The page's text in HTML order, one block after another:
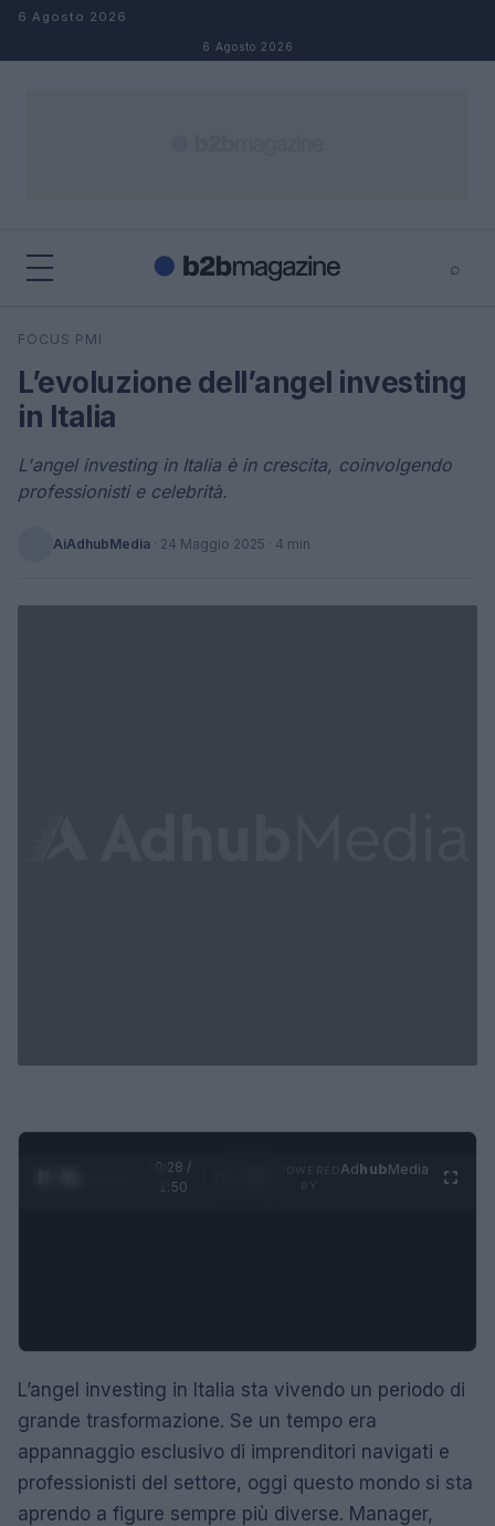
Salta al contenuto
6 Agosto 2026
6 Agosto 2026
⌕
Cerca
FOCUS PMI
L’evoluzione dell’angel investing
in Italia
L'angel investing in Italia è in crescita, coinvolgendo
professionisti e celebrità.
AiAdhubMedia · 24 Maggio 2025 · 4 min
0:29 /
1:50
AdhubMedia
L’angel investing in Italia sta vivendo un periodo di
grande trasformazione. Se un tempo era
appannaggio esclusivo di imprenditori navigati e
professionisti del settore, oggi questo mondo si sta
aprendo a figure sempre più diverse. Manager,